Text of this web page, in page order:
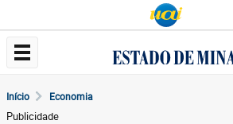
Início Economia
Publicidade